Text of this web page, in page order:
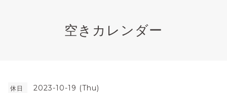
空きカレンダー
休日 2023-10-19 (Thu)